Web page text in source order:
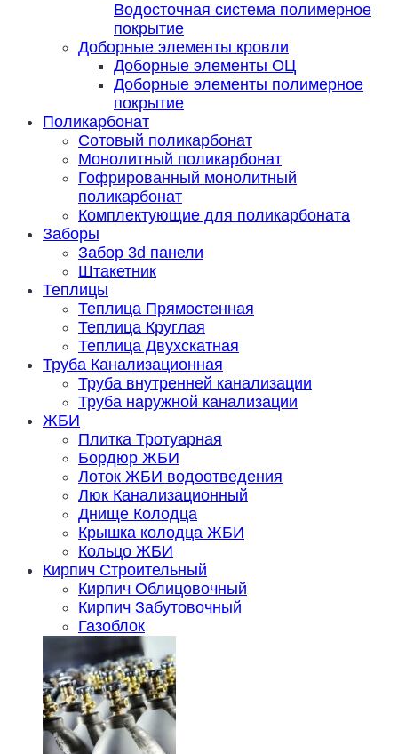
Водосточная система полимерное
покрытие
Доборные элементы кровли
Доборные элементы ОЦ
Доборные элементы полимерное
покрытие
Поликарбонат
Сотовый поликарбонат
Монолитный поликарбонат
Гофрированный монолитный
поликарбонат
Комплектующие для поликарбоната
Заборы
Забор 3d панели
Штакетник
Теплицы
Теплица Прямостенная
Теплица Круглая
Теплица Двухскатная
Труба Канализационная
Труба внутренней канализации
Труба наружной канализации
ЖБИ
Плитка Тротуарная
Бордюр ЖБИ
Лоток ЖБИ водоотведения
Люк Канализационный
Днище Колодца
Крышка колодца ЖБИ
Кольцо ЖБИ
Кирпич Строительный
Кирпич Облицовочный
Кирпич Забутовочный
Газоблок